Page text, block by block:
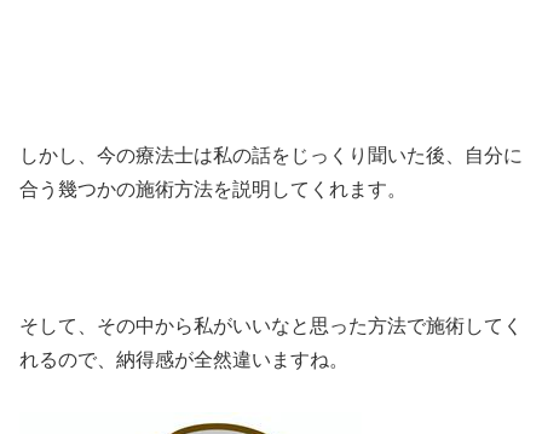
しかし、今の療法士は私の話をじっくり聞いた後、自分に
合う幾つかの施術方法を説明してくれます。
そして、その中から私がいいなと思った方法で施術してく
れるので、納得感が全然違いますね。